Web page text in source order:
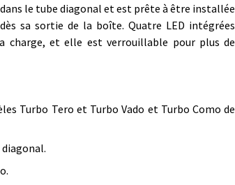
le tube diagonal et est prête à être installée
sa sortie de la boîte. Quatre LED intégrées
charge, et elle est verrouillable pour plus de
Turbo Tero et Turbo Vado et Turbo Como de